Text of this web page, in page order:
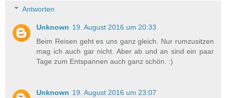
Antworten
Unknown 19. August 2016 um 20:33
Beim Reisen geht es uns ganz gleich. Nur rumzusitzen
mag ich auch gar nicht. Aber ab und an sind ein paar
Tage zum Entspannen auch ganz schön. :)
Unknown 19. August 2016 um 23:07